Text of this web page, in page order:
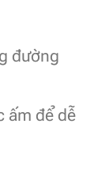
đường
ấm để dễ